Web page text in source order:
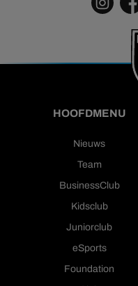
HOOFDMENU
Nieuws
Team
BusinessClub
Kidsclub
Juniorclub
eSports
Foundation